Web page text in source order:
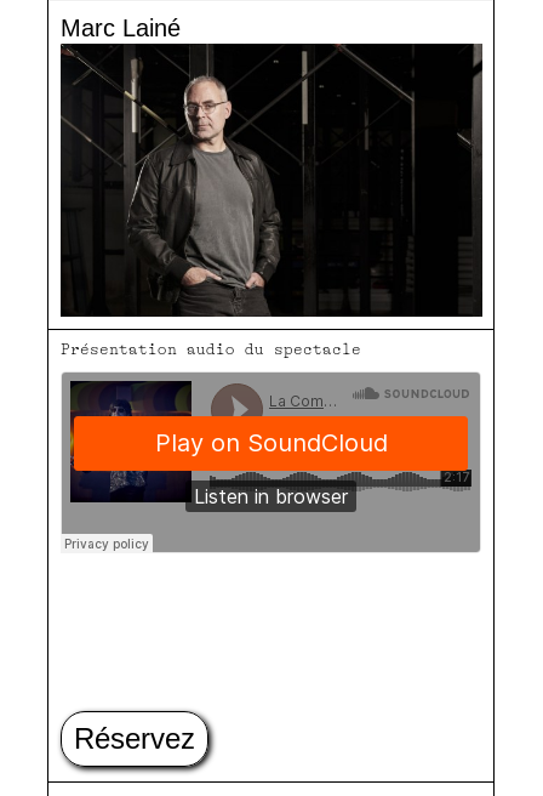
Marc Lainé
Présentation audio du spectacle
ComediedeValence·Nosztalgia Express
Réservez